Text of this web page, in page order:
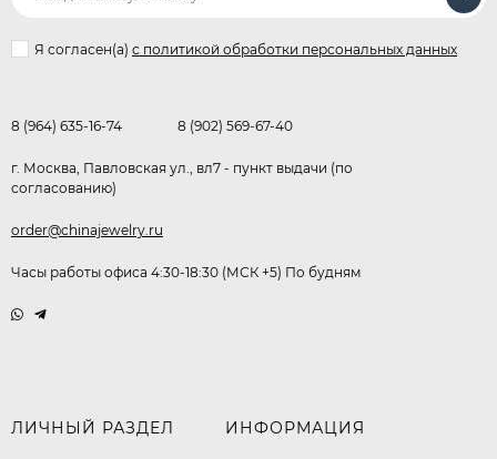
Я согласен(a) с политикой обработки персональных данных
8 (964) 635-16-74 8 (902) 569-67-40
г. Москва, Павловская ул., вл7 - пункт выдачи (по
согласованию)
order@chinajewelry.ru
Часы работы офиса 4:30-18:30 (МСК +5) По будням
ЛИЧНЫЙ РАЗДЕЛ ИНФОРМАЦИЯ